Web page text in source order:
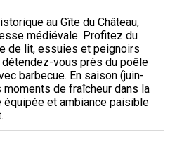
au Gîte du Château,
médiévale. Profitez du
de lit, essuies et peignoirs
vous près du poêle
barbecue. En saison (juin-
de fraîcheur dans la
et ambiance paisible